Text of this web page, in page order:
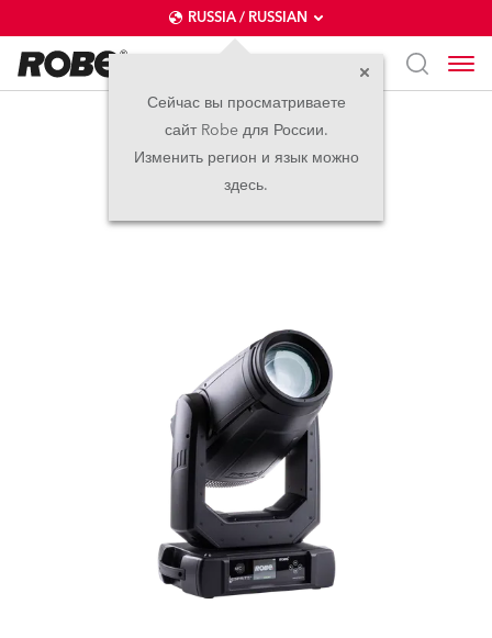
RUSSIA / RUSSIAN
Сейчас вы просматриваете
сайт Robe для России.
Изменить регион и язык можно
здесь.
iESPRITE®
IP65